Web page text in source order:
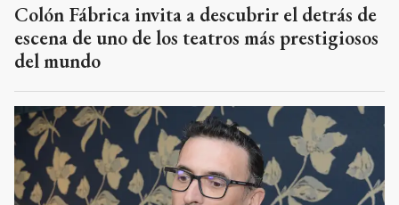
Colón Fábrica invita a descubrir el detrás de
escena de uno de los teatros más prestigiosos
del mundo